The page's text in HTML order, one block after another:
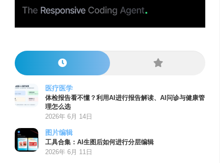
医疗医学
体检报告看不懂？利用AI进行报告解读、AI问诊与健康管
理怎么选
2026年 6月 14日
图片编辑
工具合集：AI生图后如何进行分层编辑
2026年 6月 11日